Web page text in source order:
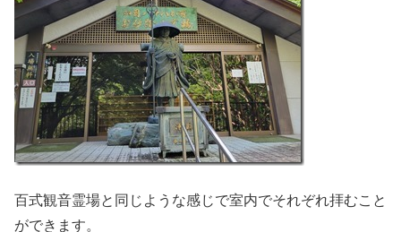
百式観音霊場と同じような感じで室内でそれぞれ拝むこと
ができます。